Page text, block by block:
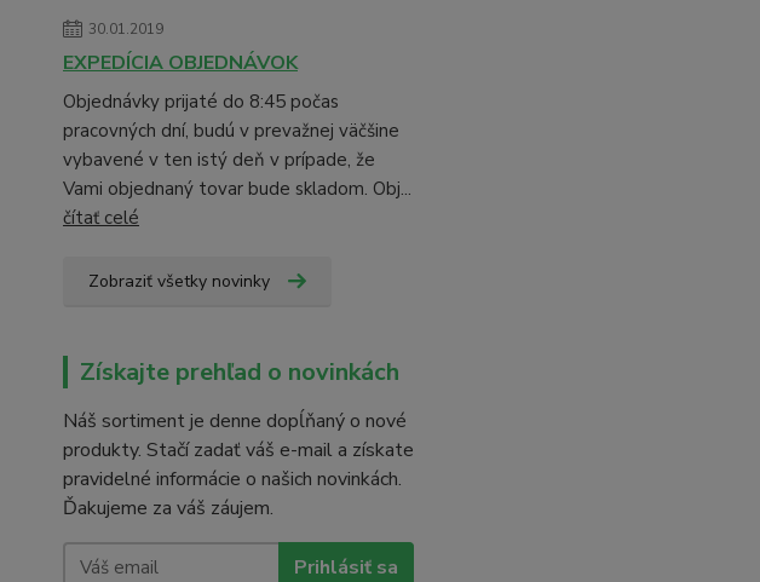
30.01.2019
EXPEDÍCIA OBJEDNÁVOK
Objednávky prijaté do 8:45 počas
pracovných dní, budú v prevažnej väčšine
vybavené v ten istý deň v prípade, že
Vami objednaný tovar bude skladom. Obj...
čítať celé
Zobraziť všetky novinky
Získajte prehľad o novinkách
Náš sortiment je denne dopĺňaný o nové
produkty. Stačí zadať váš e-mail a získate
pravidelné informácie o našich novinkách.
Ďakujeme za váš záujem.
Prihlásiť sa